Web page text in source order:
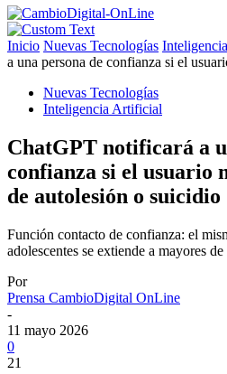
Inicio Nuevas Tecnologías
a una persona de confianza si el
Nuevas Tecnologías
Inteligencia Artificial
ChatGPT notificará a
confianza si el usuario
de autolesión o suicidio
Función contacto de confianza: el
adolescentes se extiende a mayores de
Por
Prensa CambioDigital OnLine
-
11 mayo 2026
0
21